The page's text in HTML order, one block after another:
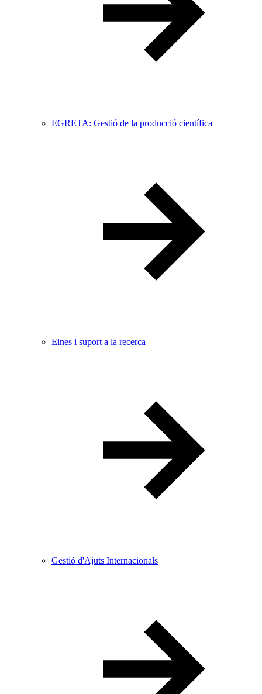
EGRETA: Gestió de la producció científica
Eines i suport a la recerca
Gestió d'Ajuts Internacionals